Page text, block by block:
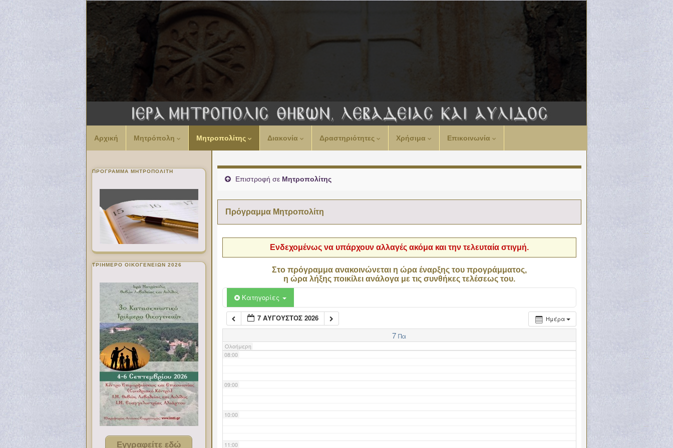
Αρχική Μητρόπολη Μητροπολίτης Διακονία Δραστηριότητες Χρήσιμα Επικοινωνία
Επιστροφή σε Μητροπολίτης
Πρόγραμμα Μητροπολίτη
Ενδεχομένως να υπάρχουν αλλαγές ακόμα και την τελευταία στιγμή.
Στο πρόγραμμα ανακοινώνεται η ώρα έναρξης του προγράμματος,
η ώρα λήξης ποικίλει ανάλογα με τις συνθήκες τελέσεως του.
Κατηγορίες
Ημέρα
7 ΑΎΓΟΥΣΤΟΣ 2026
7 Πα
Ολοήμερη
00:00
02:00
06:00
07:00
08:00
09:00
10:00
11:00
ΠΡΌΓΡΑΜΜΑ ΜΗΤΡΟΠΟΛΊΤΗ
ΤΡΙΗΜΕΡΟ ΟΙΚΟΓΕΝΕΙΩΝ 2026
Εγγραφείτε εδώ